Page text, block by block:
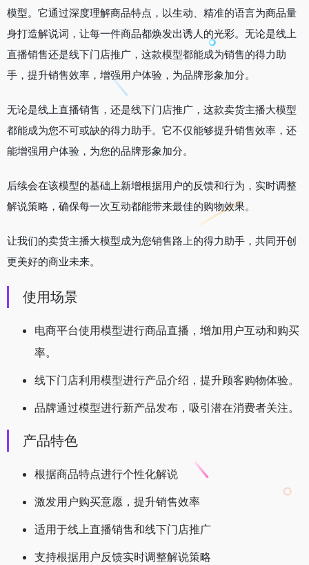
模型。它通过深度理解商品特点，以生动、精准的语言为商品量
身打造解说词，让每一件商品都焕发出诱人的光彩。无论是线上
直播销售还是线下门店推广，这款模型都能成为销售的得力助
手，提升销售效率，增强用户体验，为品牌形象加分。
无论是线上直播销售，还是线下门店推广，这款卖货主播大模型
都能成为您不可或缺的得力助手。它不仅能够提升销售效率，还
能增强用户体验，为您的品牌形象加分。
后续会在该模型的基础上新增根据用户的反馈和行为，实时调整
解说策略，确保每一次互动都能带来最佳的购物效果。
让我们的卖货主播大模型成为您销售路上的得力助手，共同开创
更美好的商业未来。
使用场景
电商平台使用模型进行商品直播，增加用户互动和购买
率。
线下门店利用模型进行产品介绍，提升顾客购物体验。
品牌通过模型进行新产品发布，吸引潜在消费者关注。
产品特色
根据商品特点进行个性化解说
激发用户购买意愿，提升销售效率
适用于线上直播销售和线下门店推广
支持根据用户反馈实时调整解说策略